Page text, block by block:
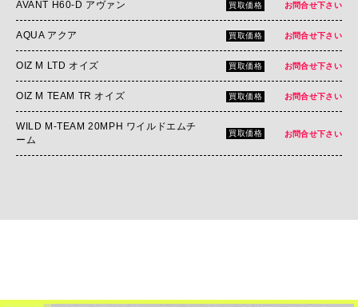
AVANT H60-D アヴァン 買取価格 お問合せ下さい
AQUA アクア 買取価格 お問合せ下さい
OIZ M LTD オイズ 買取価格 お問合せ下さい
OIZ M TEAM TR オイズ 買取価格 お問合せ下さい
WILD M-TEAM 20MPH ワイルドエムチ
ーム
買取価格 お問合せ下さい